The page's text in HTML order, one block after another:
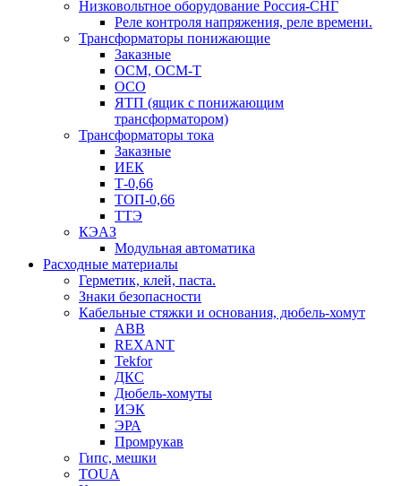
Низковольтное оборудование Россия-СНГ
Реле контроля напряжения, реле времени.
Трансформаторы понижающие
Заказные
ОСМ, ОСМ-Т
ОСО
ЯТП (ящик с понижающим
трансформатором)
Трансформаторы тока
Заказные
ИЕК
Т-0,66
ТОП-0,66
ТТЭ
КЭАЗ
Модульная автоматика
Расходные материалы
Герметик, клей, паста.
Знаки безопасности
Кабельные стяжки и основания, дюбель-хомут
ABB
REXANT
Tekfor
ДКС
Дюбель-хомуты
ИЭК
ЭРА
Промрукав
Гипс, мешки
TOUA